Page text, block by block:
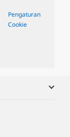
Pengaturan
Cookie